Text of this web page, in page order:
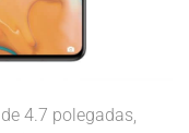
4.7 polegadas,